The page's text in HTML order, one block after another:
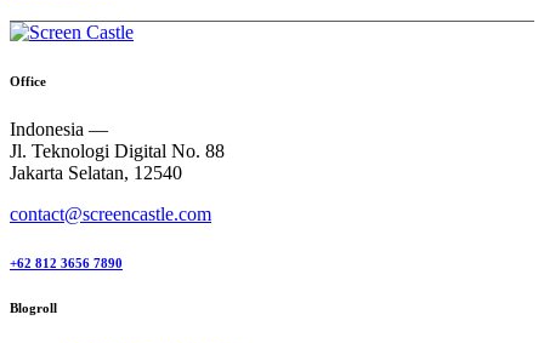
Office
Indonesia —
Jl. Teknologi Digital No. 88
Jakarta Selatan, 12540
contact@screencastle.com
+62 812 3656 7890
Blogroll